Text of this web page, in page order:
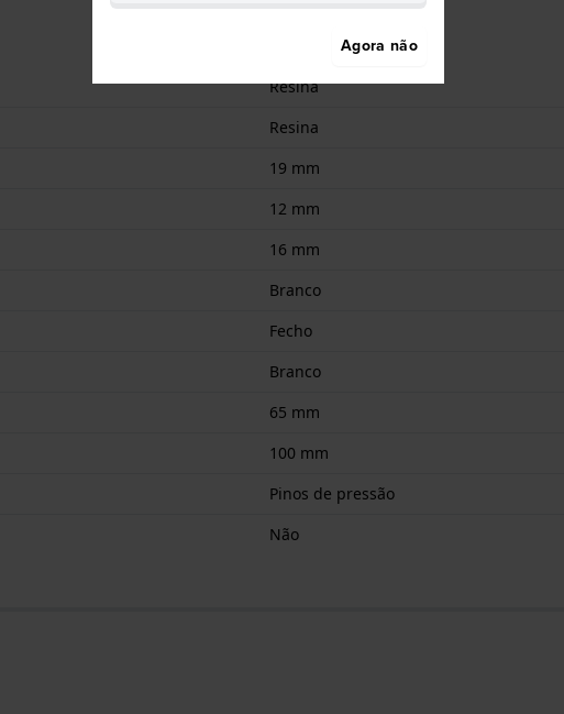
Resina
Resina
19 mm
12 mm
16 mm
Branco
Fecho
Branco
65 mm
100 mm
Pinos de pressão
Não
Agora não